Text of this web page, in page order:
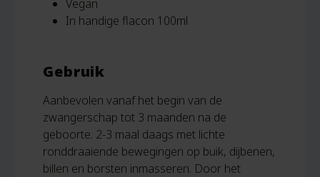
Vegan
In handige flacon 100ml
Gebruik
Aanbevolen vanaf het begin van de
zwangerschap tot 3 maanden na de
geboorte. 2-3 maal daags met lichte
ronddraaiende bewegingen op buik, dijbenen,
billen en borsten inmasseren. Door het